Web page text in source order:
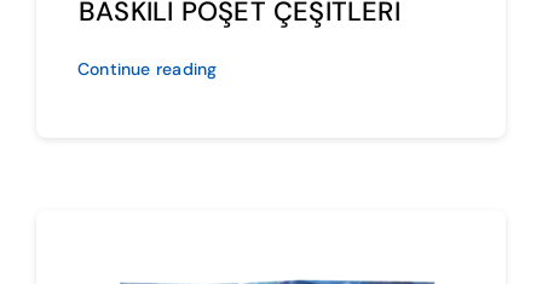
BASKILI POŞET ÇEŞİTLERİ
Continue reading